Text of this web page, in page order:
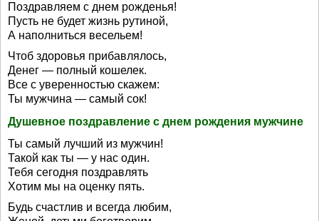
Поздравляем с днем рожденья!
Пусть не будет жизнь рутиной,
А наполниться весельем!
Чтоб здоровья прибавлялось,
Денег — полный кошелек.
Все с уверенностью скажем:
Ты мужчина — самый сок!
Душевное поздравление с днем рождения мужчине
Ты самый лучший из мужчин!
Такой как ты — у нас один.
Тебя сегодня поздравлять
Хотим мы на оценку пять.
Будь счастлив и всегда любим,